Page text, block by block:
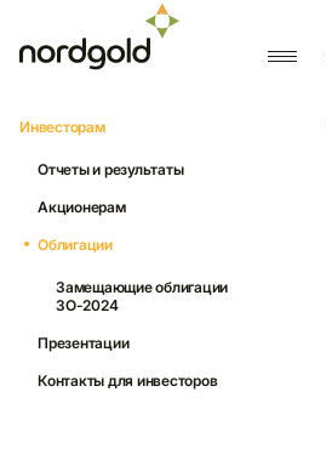
Инвесторам
Отчеты и результаты
Акционерам
Облигации
Замещающие облигации
ЗО-2024
Презентации
Контакты для инвесторов